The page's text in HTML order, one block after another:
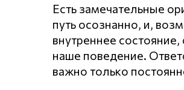
Есть замечательные
путь осознанно, и,
внутреннее
наше поведение.
важно только